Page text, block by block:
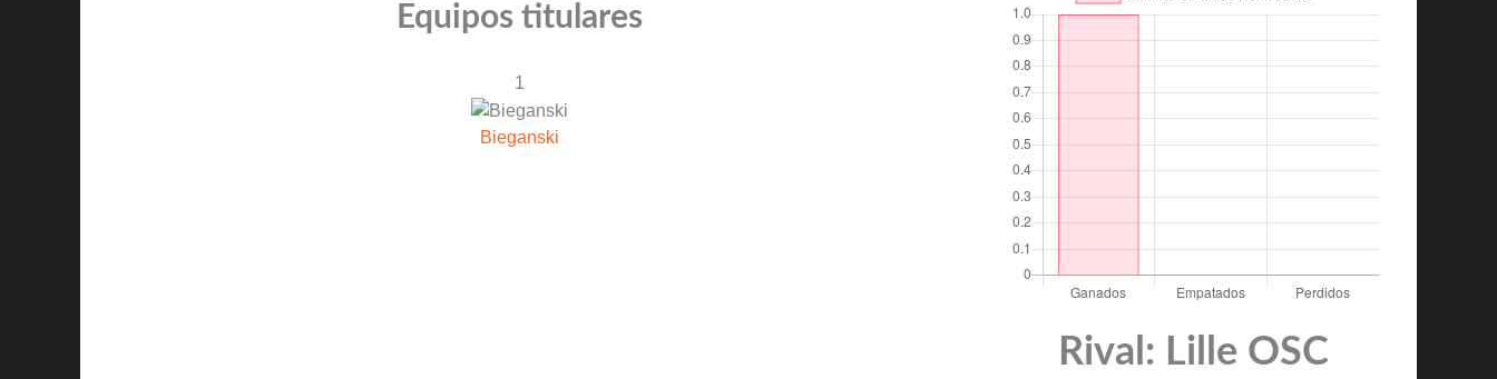
Equipos titulares
1
Bieganski
Rival: Lille OSC